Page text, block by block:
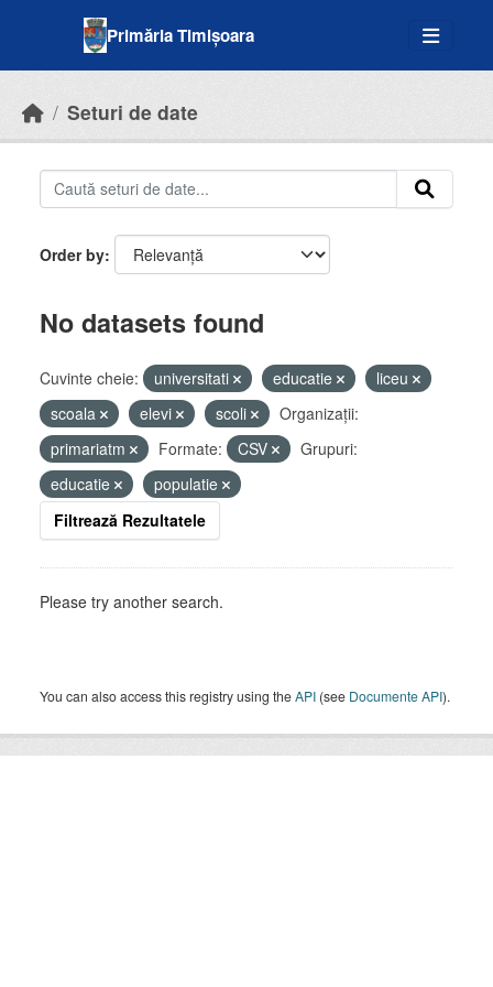
Primăria Timișoara
Seturi de date
Order by
No datasets found
Cuvinte cheie: universitati educatie
liceu
scoala
elevi scoli
Organizații:
primariatm
Formate: CSV
Grupuri:
educatie
populatie
Filtrează Rezultatele
Please try another search.
You can also access this registry using theAPI (see Documente API).